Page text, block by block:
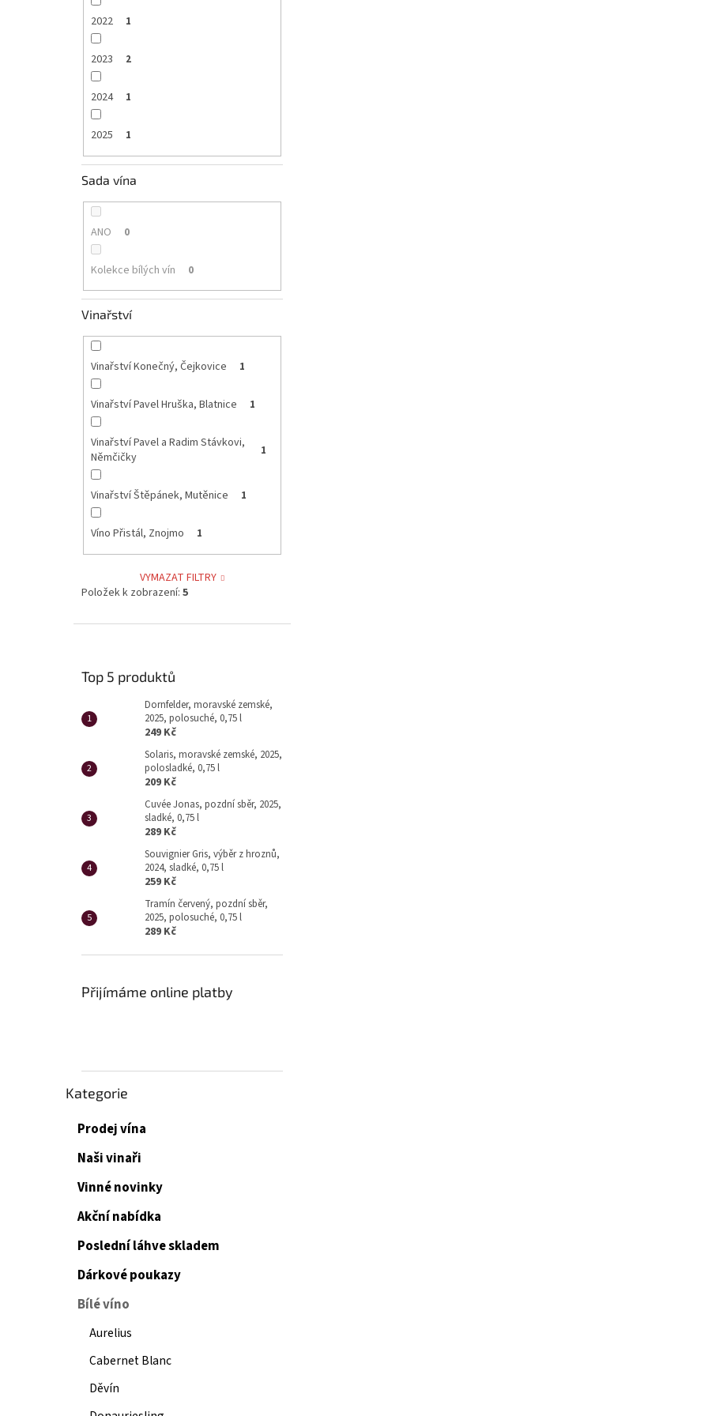
2022 1
2023 2
2024 1
2025 1
Sada vína
ANO 0
Kolekce bílých vín 0
Vinařství
Vinařství Konečný, Čejkovice 1
Vinařství Pavel Hruška, Blatnice 1
Vinařství Pavel a Radim Stávkovi,
Němčičky
1
Vinařství Štěpánek, Mutěnice 1
Víno Přistál, Znojmo 1
VYMAZAT FILTRY
Položek k zobrazení: 5
Top 5 produktů
Dornfelder, moravské zemské,
2025, polosuché, 0,75 l
249 Kč
Solaris, moravské zemské, 2025,
polosladké, 0,75 l
209 Kč
Cuvée Jonas, pozdní sběr, 2025,
sladké, 0,75 l
289 Kč
Souvignier Gris, výběr z hroznů,
2024, sladké, 0,75 l
259 Kč
Tramín červený, pozdní sběr,
2025, polosuché, 0,75 l
289 Kč
Přijímáme online platby
Přeskočit
kategorie
Kategorie
Prodej vína
Naši vinaři
Vinné novinky
Akční nabídka
Poslední láhve skladem
Dárkové poukazy
Bílé víno
Aurelius
Cabernet Blanc
Děvín